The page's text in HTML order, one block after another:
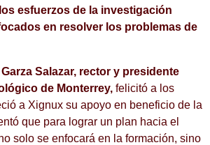
los esfuerzos de la investigación
en resolver los problemas de
Salazar, rector y presidente
de Monterrey, felicitó a los
a Xignux su apoyo en beneficio de la
que para lograr un plan hacia el
solo se enfocará en la formación, sino